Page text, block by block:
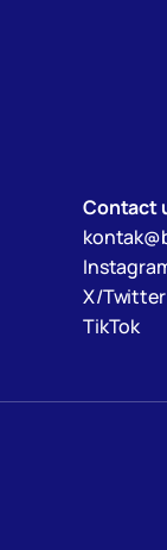
Contact
X/Twitter
TikTok